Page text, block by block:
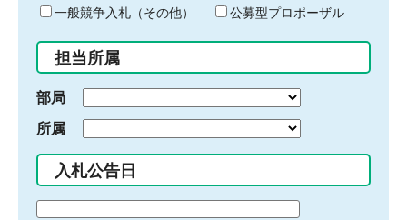
ド
入
力
一般競争入札（その他）
公募型プロポーザル
担当所属
部局
所属
入札公告日